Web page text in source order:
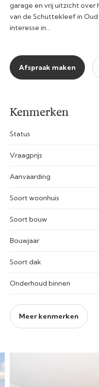
garage en vrij uitzicht
van de Schuttekleef in
interesse in…
Afspraak maken
Kenmerken
Status
Vraagprijs
Aanvaarding
Soort woonhuis
Soort bouw
Bouwjaar
Soort dak
Onderhoud binnen
Meer kenmerken